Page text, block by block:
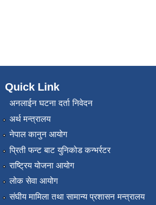
Quick Link
अनलाईन घटना दर्ता निवेदन
अर्थ मन्त्रालय
नेपाल कानुन आयोग
प्रिती फन्ट बाट युनिकोड कन्भर्रटर
राष्ट्रिय योजना आयोग
लोक सेवा आयोग
संघीय मामिला तथा सामान्य प्रशासन मन्त्रालय